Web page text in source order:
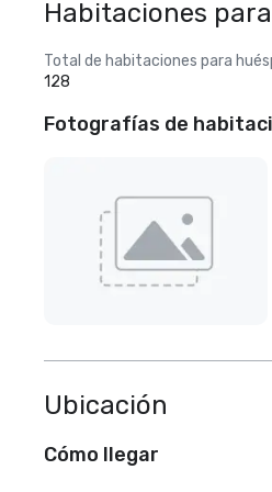
Habitaciones
Total de habitaciones para
128
Fotografías de
Ubicación
Cómo llegar